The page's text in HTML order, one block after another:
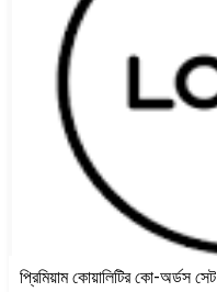
প্রিমিয়াম কোয়ালিটির কো-অর্ডস সেট